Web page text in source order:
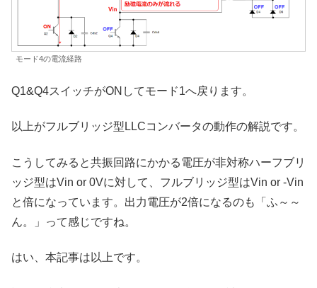
モード4の電流経路
Q1&Q4スイッチがONしてモード1へ戻ります。
以上がフルブリッジ型LLCコンバータの動作の解説です。
こうしてみると共振回路にかかる電圧が非対称ハーフブリ
ッジ型はVin or 0Vに対して、フルブリッジ型はVin or -Vin
と倍になっています。出力電圧が2倍になるのも「ふ～～
ん。」って感じですね。
はい、本記事は以上です。